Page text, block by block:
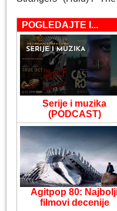
POGLEDAJTE I...
Serije i muzika
(PODCAST)
Agitpop 80:
filmovi decenije